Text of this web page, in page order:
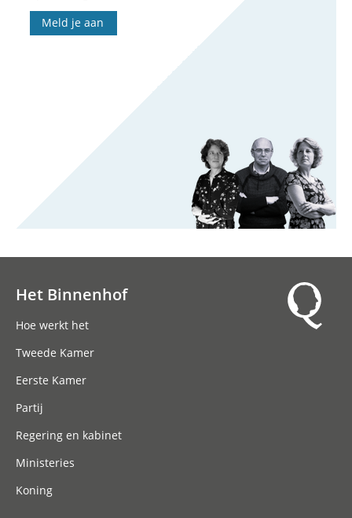
Meld je aan
Het Binnenhof
Hoe werkt het
Tweede Kamer
Eerste Kamer
Partij
Regering en kabinet
Ministeries
Koning